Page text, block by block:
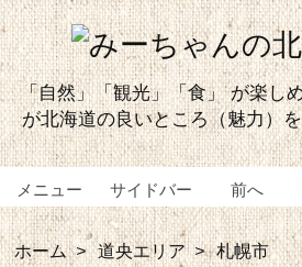
「自然」「観光」「食」 が楽し
が北海道の良いところ（魅力）
メニュー サイドバー 前へ
ホーム > 道央エリア > 札幌市